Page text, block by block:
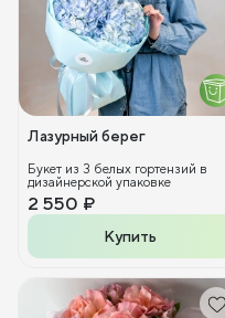
Лазурный берег
Букет из 3 белых гортензий в
дизайнерской упаковке
2 550 ₽
Купить